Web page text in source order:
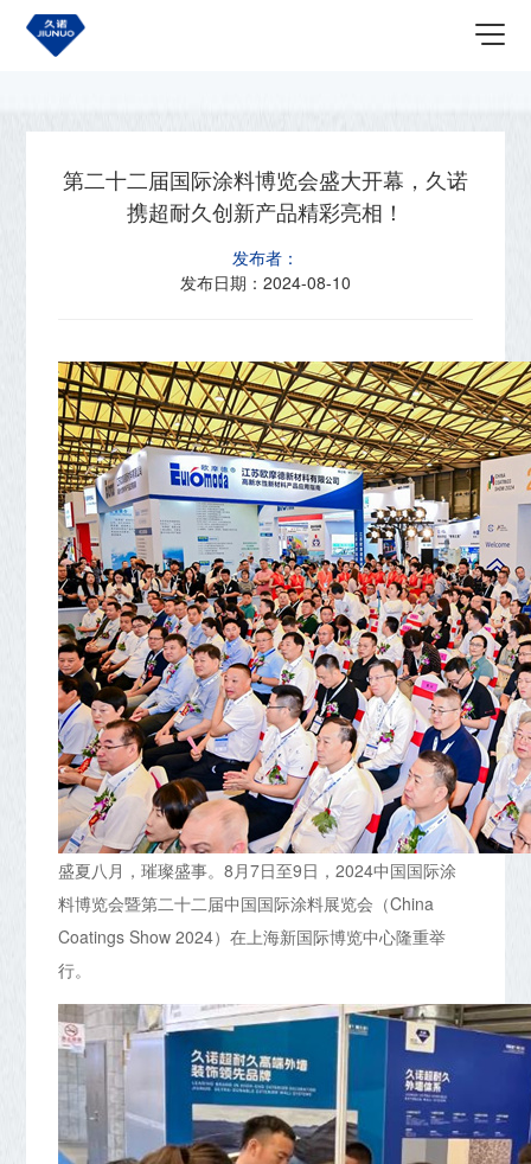
首页 关于我们
第二十二届国际涂料博览会盛大开幕，久诺
携超耐久创新产品精彩亮相！
发布者：
发布日期： 2024-08-10
盛夏八月，璀璨盛事。8月7日至9日，2024中国国际涂
料博览会暨第二十二届中国国际涂料展览会（China
Coatings Show 2024）在上海新国际博览中心隆重举
行。